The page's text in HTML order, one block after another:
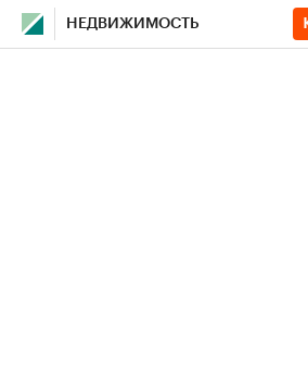
НЕДВИЖИМОСТЬ